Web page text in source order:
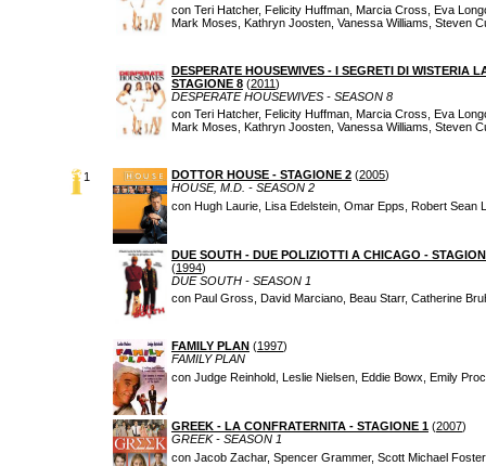
con Teri Hatcher, Felicity Huffman, Marcia Cross, Eva
Mark Moses, Kathryn Joosten, Vanessa Williams, Steven
DESPERATE HOUSEWIVES - I SEGRETI DI WISTERIA
STAGIONE 8 (2011)
DESPERATE HOUSEWIVES - SEASON 8
con Teri Hatcher, Felicity Huffman, Marcia Cross, Eva
Mark Moses, Kathryn Joosten, Vanessa Williams, Steven
1 DOTTOR HOUSE - STAGIONE 2 (2005)
HOUSE, M.D. - SEASON 2
con Hugh Laurie, Lisa Edelstein, Omar Epps, Robert
DUE SOUTH - DUE POLIZIOTTI A CHICAGO -
(1994)
DUE SOUTH - SEASON 1
con Paul Gross, David Marciano, Beau Starr, Catherine
FAMILY PLAN (1997)
FAMILY PLAN
con Judge Reinhold, Leslie Nielsen, Eddie Bowx, Emily
GREEK - LA CONFRATERNITA - STAGIONE 1 (2007)
GREEK - SEASON 1
con Jacob Zachar, Spencer Grammer, Scott Michael